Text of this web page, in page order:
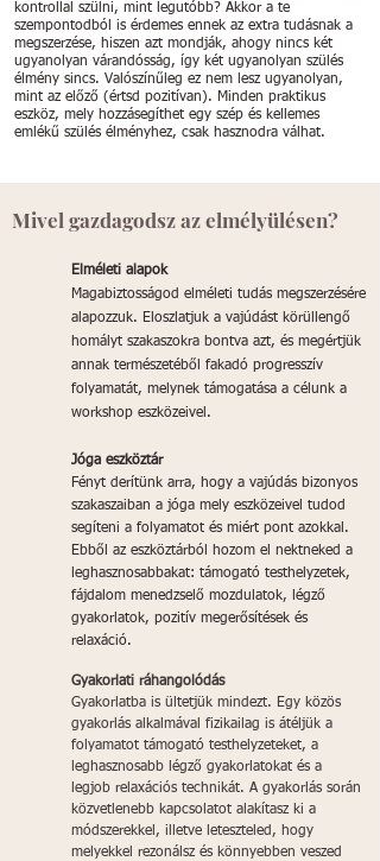
kontrollal szülni, mint legutóbb? Akkor a te
szempontodból is érdemes ennek az extra tudásnak a
megszerzése, hiszen azt mondják, ahogy nincs két
ugyanolyan várandósság, így két ugyanolyan szülés
élmény sincs. Valószínűleg ez nem lesz ugyanolyan,
mint az előző (értsd pozitívan). Minden praktikus
eszköz, mely hozzásegíthet egy szép és kellemes
emlékű szülés élményhez, csak hasznodra válhat.
Mivel gazdagodsz az elmélyülésen?
Elméleti alapok
Magabiztosságod elméleti tudás megszerzésére
alapozzuk. Eloszlatjuk a vajúdást körüllengő
homályt szakaszokra bontva azt, és megértjük
annak természetéből fakadó progresszív
folyamatát, melynek támogatása a célunk a
workshop eszközeivel.
Jóga eszköztár
Fényt derítünk arra, hogy a vajúdás bizonyos
szakaszaiban a jóga mely eszközeivel tudod
segíteni a folyamatot és miért pont azokkal.
Ebből az eszköztárból hozom el nektneked a
leghasznosabbakat: támogató testhelyzetek,
fájdalom menedzselő mozdulatok, légző
gyakorlatok, pozitív megerősítések és
relaxáció.
Gyakorlati ráhangolódás
Gyakorlatba is ültetjük mindezt. Egy közös
gyakorlás alkalmával fizikailag is átéljük a
folyamatot támogató testhelyzeteket, a
leghasznosabb légző gyakorlatokat és a
legjob relaxációs technikát. A gyakorlás során
közvetlenebb kapcsolatot alakítasz ki a
módszerekkel, illetve leteszteled, hogy
melyekkel rezonálsz és könnyebben veszed